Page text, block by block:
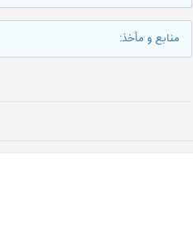
منابع و مأخذ: